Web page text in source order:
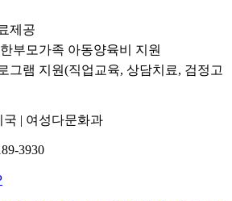
제공
부모가족 아동양육비 지원
그램 지원(직업교육, 상담치료, 검정고
국 | 여성다문화과
3930